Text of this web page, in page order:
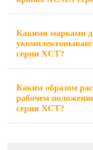
Какими марками
серии XCT?
Каким образом
рабочем
серии XCT?